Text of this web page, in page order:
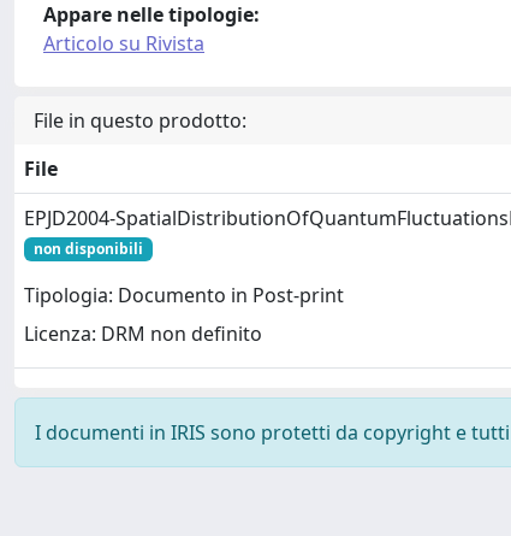
Appare nelle tipologie:
Articolo su Rivista
File in questo prodotto:
File
EPJD2004-
non disponibili
Tipologia: Documento in Post-print
Licenza: DRM non definito
I documenti in IRIS sono protetti da copyright e